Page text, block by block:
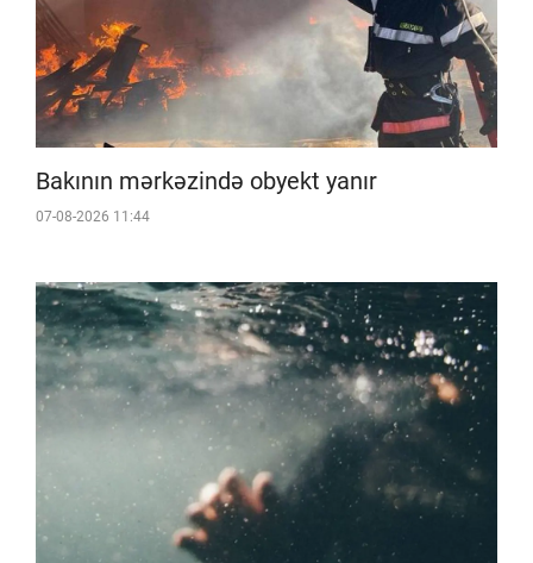
Bakının mərkəzində obyekt yanır
07-08-2026 11:44